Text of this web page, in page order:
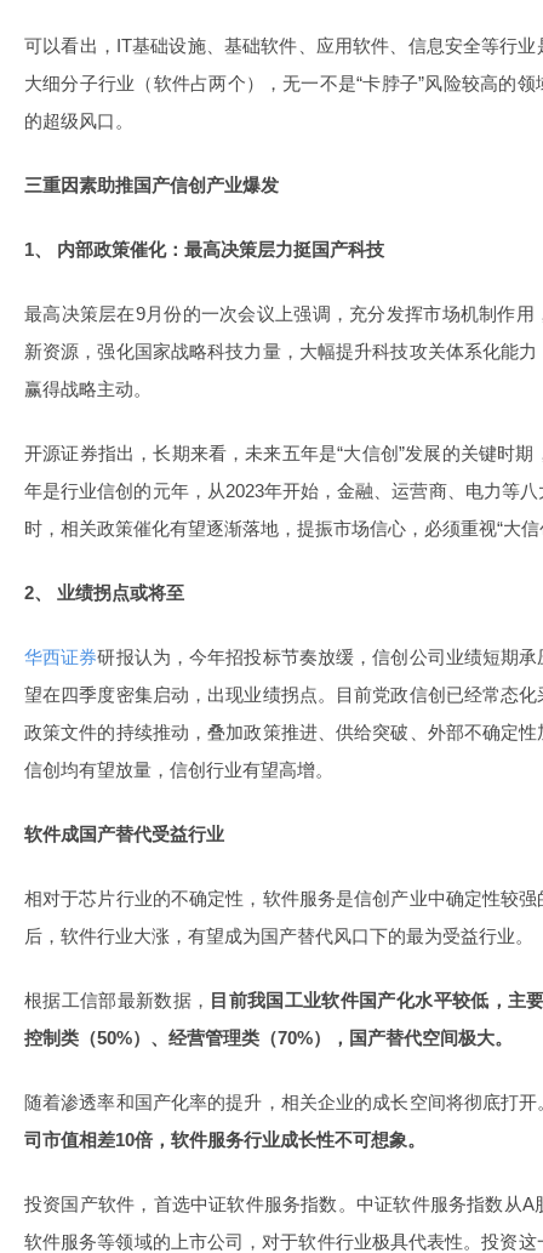
可以看出，IT基础设施、基础软件、应用软件、信息安全等行
大细分子行业（软件占两个），无一不是“卡脖子”风险较高的
的超级风口。
三重因素助推国产信创产业爆发
1、 内部政策催化：最高决策层力挺国产科技
最高决策层在9月份的一次会议上强调，充分发挥市场机制作
新资源，强化国家战略科技力量，大幅提升科技攻关体系化能
赢得战略主动。
开源证券指出，长期来看，未来五年是“大信创”发展的关键时
年是行业信创的元年，从2023年开始，金融、运营商、电力等
时，相关政策催化有望逐渐落地，提振市场信心，必须重视“大
2、 业绩拐点或将至
华西证券研报认为，今年招投标节奏放缓，信创公司业绩短期
望在四季度密集启动，出现业绩拐点。目前党政信创已经常态
政策文件的持续推动，叠加政策推进、供给突破、外部不确定
信创均有望放量，信创行业有望高增。
软件成国产替代受益行业
相对于芯片行业的不确定性，软件服务是信创产业中确定性较
后，软件行业大涨，有望成为国产替代风口下的最为受益行业。
根据工信部最新数据， 目前我国工业软件国产化水平较低，主
控制类（50%）、经营管理类（70%）， 国产替代空间极大。
随着渗透率和国产化率的提升，相关企业的成长空间将彻底打
司市值相差10倍，软件服务行业成长性不可想象。
投资国产软件，首选中证软件服务指数。中证软件服务指数从
软件服务等领域的上市公司，对于软件行业极具代表性。投资